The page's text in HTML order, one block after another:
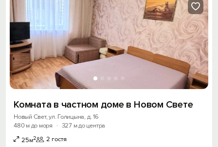
Комната в частном доме в Новом Свете
Новый Свет, ул. Голицына, д. 16
480 м до моря
· 327 м до центра
25м2 2 гостя